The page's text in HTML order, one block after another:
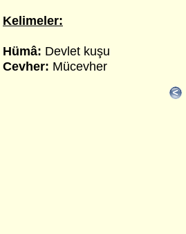
Kelimeler:
Hümâ: Devlet kuşu
Cevher: Mücevher